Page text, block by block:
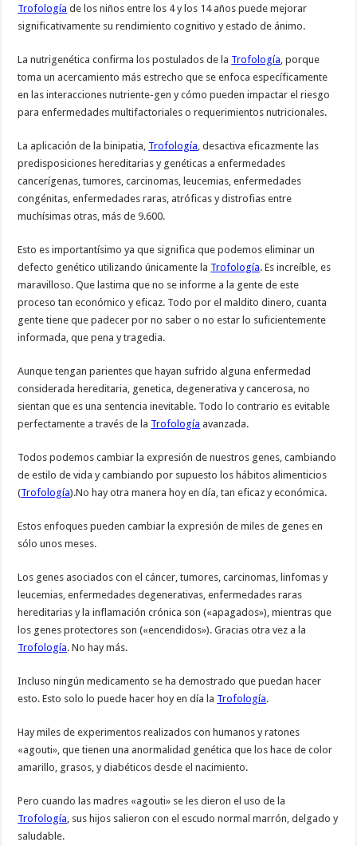
Trofología de los niños entre los 4 y los 14 años puede mejorar
significativamente su rendimiento cognitivo y estado de ánimo.
La nutrigenética confirma los postulados de la Trofología, porque
toma un acercamiento más estrecho que se enfoca específicamente
en las interacciones nutriente-gen y cómo pueden impactar el riesgo
para enfermedades multifactoriales o requerimientos nutricionales.
La aplicación de la binipatia, Trofología, desactiva eficazmente las
predisposiciones hereditarias y genéticas a enfermedades
cancerígenas, tumores, carcinomas, leucemias, enfermedades
congénitas, enfermedades raras, atróficas y distrofias entre
muchísimas otras, más de 9.600.
Esto es importantísimo ya que significa que podemos eliminar un
defecto genético utilizando únicamente la Trofología. Es increíble, es
maravilloso. Que lastima que no se informe a la gente de este
proceso tan económico y eficaz. Todo por el maldito dinero, cuanta
gente tiene que padecer por no saber o no estar lo suficientemente
informada, que pena y tragedia.
Aunque tengan parientes que hayan sufrido alguna enfermedad
considerada hereditaria, genetica, degenerativa y cancerosa, no
sientan que es una sentencia inevitable. Todo lo contrario es evitable
perfectamente a través de la Trofología avanzada.
Todos podemos cambiar la expresión de nuestros genes, cambiando
de estilo de vida y cambiando por supuesto los hábitos alimenticios
(Trofología).No hay otra manera hoy en día, tan eficaz y económica.
Estos enfoques pueden cambiar la expresión de miles de genes en
sólo unos meses.
Los genes asociados con el cáncer, tumores, carcinomas, linfomas y
leucemias, enfermedades degenerativas, enfermedades raras
hereditarias y la inflamación crónica son («apagados»), mientras que
los genes protectores son («encendidos»). Gracias otra vez a la
Trofología. No hay más.
Incluso ningún medicamento se ha demostrado que puedan hacer
esto. Esto solo lo puede hacer hoy en día la Trofología.
Hay miles de experimentos realizados con humanos y ratones
«agouti», que tienen una anormalidad genética que los hace de color
amarillo, grasos, y diabéticos desde el nacimiento.
Pero cuando las madres «agouti» se les dieron el uso de la
Trofología, sus hijos salieron con el escudo normal marrón, delgado y
saludable.